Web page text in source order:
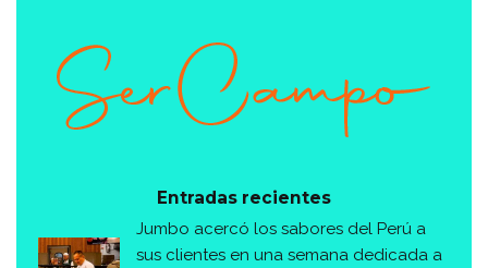
Entradas recientes
Jumbo acercó los sabores del Perú a
sus clientes en una semana dedicada a